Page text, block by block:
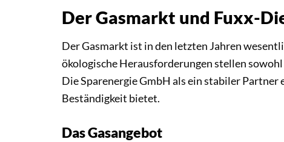
Der Gasmarkt und Fuxx-
Der Gasmarkt ist in den letzten Jahren
ökologische Herausforderungen stellen
Die Sparenergie GmbH als ein stabiler
Beständigkeit bietet.
Das Gasangebot